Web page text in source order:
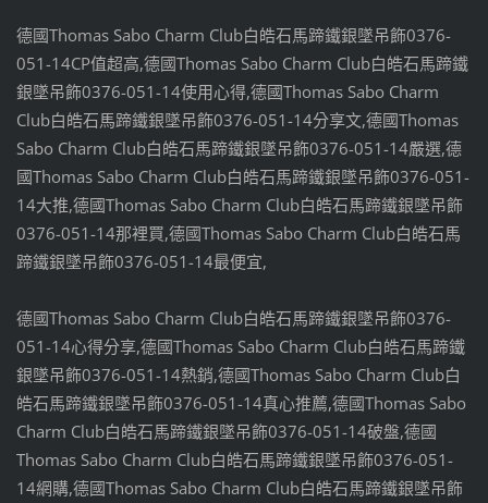
德國Thomas Sabo Charm Club白皓石馬蹄鐵銀墜吊飾0376-
051-14CP值超高,德國Thomas Sabo Charm Club白皓石馬蹄鐵
銀墜吊飾0376-051-14使用心得,德國Thomas Sabo Charm
Club白皓石馬蹄鐵銀墜吊飾0376-051-14分享文,德國Thomas
Sabo Charm Club白皓石馬蹄鐵銀墜吊飾0376-051-14嚴選,德
國Thomas Sabo Charm Club白皓石馬蹄鐵銀墜吊飾0376-051-
14大推,德國Thomas Sabo Charm Club白皓石馬蹄鐵銀墜吊飾
0376-051-14那裡買,德國Thomas Sabo Charm Club白皓石馬
蹄鐵銀墜吊飾0376-051-14最便宜,
德國Thomas Sabo Charm Club白皓石馬蹄鐵銀墜吊飾0376-
051-14心得分享,德國Thomas Sabo Charm Club白皓石馬蹄鐵
銀墜吊飾0376-051-14熱銷,德國Thomas Sabo Charm Club白
皓石馬蹄鐵銀墜吊飾0376-051-14真心推薦,德國Thomas Sabo
Charm Club白皓石馬蹄鐵銀墜吊飾0376-051-14破盤,德國
Thomas Sabo Charm Club白皓石馬蹄鐵銀墜吊飾0376-051-
14網購,德國Thomas Sabo Charm Club白皓石馬蹄鐵銀墜吊飾